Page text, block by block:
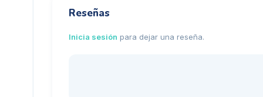
Reseñas
Inicia sesión para dejar una reseña.